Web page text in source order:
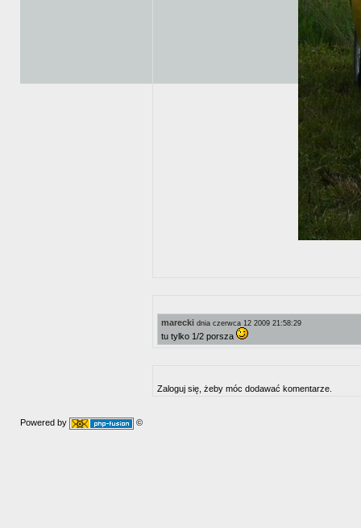
marecki dnia czerwca 12 2009 21:58:29
tu tylko 1/2 porsza
Zaloguj się, żeby móc dodawać komentarze.
Powered by ©